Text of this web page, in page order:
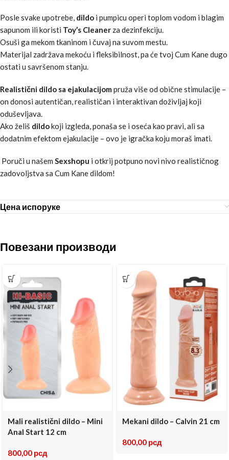
Posle svake upotrebe, dildo i pumpicu operi toplom vodom i blagim
sapunom ili koristi Toy’s Cleaner za dezinfekciju.
Osuši ga mekom tkaninom i čuvaj na suvom mestu.
Materijal zadržava mekoću i fleksibilnost, pa će tvoj Cum Kane dugo
ostati u savršenom stanju.
Realistični dildo sa ejakulacijom pruža više od obične stimulacije –
on donosi autentičan, realističan i interaktivan doživljaj koji
oduševljava.
Ako želiš dildokoji izgleda, ponaša se i oseća kao pravi, ali sa
dodatnim efektom ejakulacije – ovo je igračka koju moraš imati.
Poruči u našem Sexshopu i otkrij potpuno novi nivo realističnog
zadovoljstva sa Cum Kane dildom!
Цена испоруке
Повезани производи
Mali realistični dildo – Mini
Anal Start 12 cm
800,00 рсд
Mekani dildo – Calvin 21 cm
800,00 рсд